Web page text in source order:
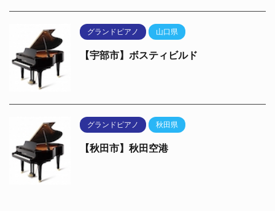
グランドピアノ 山口県
【宇部市】ボスティビルド
グランドピアノ 秋田県
【秋田市】秋田空港